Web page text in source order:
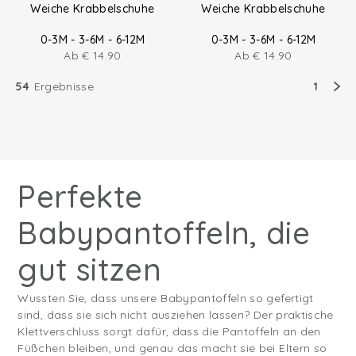
Weiche Krabbelschuhe
0-3M - 3-6M - 6-12M
Ab€ 14.90
Weiche Krabbelschuhe
0-3M - 3-6M - 6-12M
Ab€ 14.90
54 Ergebnisse 1
Perfekte
Babypantoffeln, die
gut sitzen
Wussten Sie, dass unsere Babypantoffeln so gefertigt
sind, dass sie sich nicht ausziehen lassen? Der praktische
Klettverschluss sorgt dafür, dass die Pantoffeln an den
Füßchen bleiben, und genau das macht sie bei Eltern so